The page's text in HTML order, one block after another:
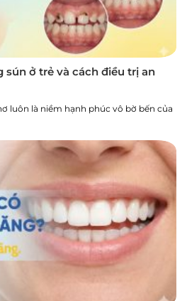
sún ở trẻ và cách điều trị an
luôn là niềm hạnh phúc vô bờ bến của